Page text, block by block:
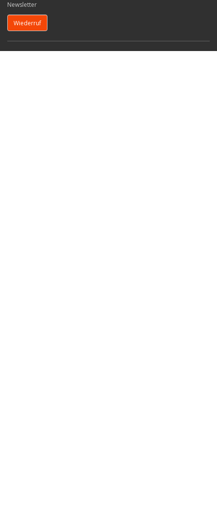
Newsletter
Wiederruf